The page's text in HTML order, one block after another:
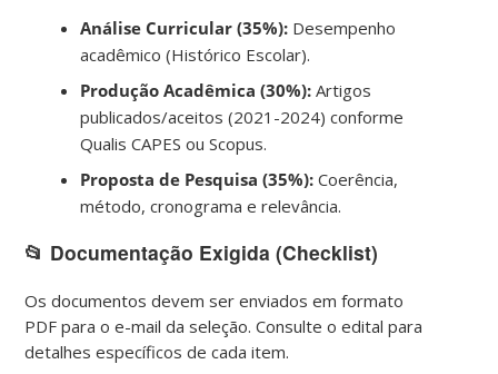
Análise Curricular (35%): Desempenho
acadêmico (Histórico Escolar).
Produção Acadêmica (30%): Artigos
publicados/aceitos (2021-2024) conforme
Qualis CAPES ou Scopus.
Proposta de Pesquisa (35%): Coerência,
método, cronograma e relevância.
📂 Documentação Exigida (Checklist)
Os documentos devem ser enviados em formato
PDF para o e-mail da seleção. Consulte o edital para
detalhes específicos de cada item.